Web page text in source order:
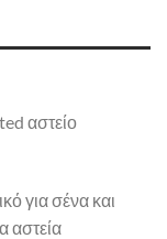
αστείο
για σένα και
αστεία